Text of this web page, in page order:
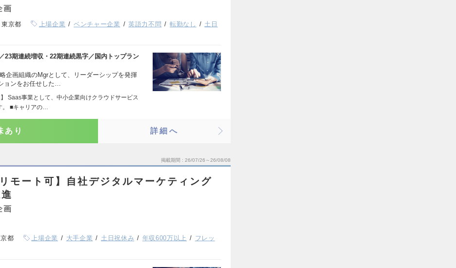
画
東京都 上場企業 ベンチャー企業 英語力不問 転勤なし
土日
23期連続増収・22期連続黒字／国内トップラン
企画組織のMgrとして、リーダーシップを発揮
ョンをお任せした…
】 Saas事業として、中小企業向けクラウドサービス
。 ■キャリアの…
あり 詳細へ
掲載期間 26/07/26～26/08/08
モート可】自社デジタルマーケティング
画
都 上場企業 大手企業 土日祝休み 年収600万以上
フレッ